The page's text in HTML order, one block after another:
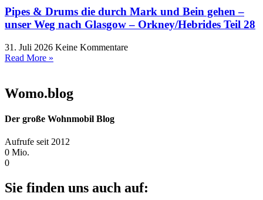
Pipes & Drums die durch Mark und Bein gehen –
unser Weg nach Glasgow – Orkney/Hebrides Teil 28
31. Juli 2026 Keine Kommentare
Read More »
Womo.blog
Der große Wohnmobil Blog​
Aufrufe seit 2012
0 Mio.
0
Sie finden uns auch auf: